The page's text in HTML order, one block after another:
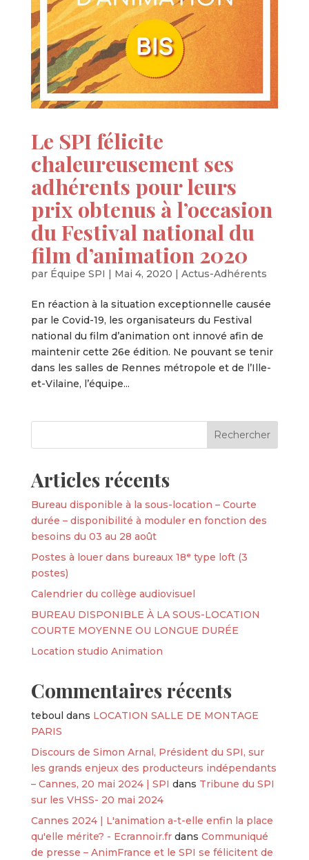
Le SPI félicite
chaleureusement ses
adhérents pour leurs
prix obtenus à l’occasion
du Festival national du
film d’animation 2020
par Équipe SPI | Mai 4, 2020 | Actus-Adhérents
En réaction à la situation exceptionnelle causée
par le Covid-19, les organisateurs du Festival
national du film d’animation ont innové afin de
maintenir cette 26e édition. Ne pouvant se tenir
dans les salles de Rennes métropole et de l’Ille-
et-Vilaine, l’équipe...
Articles récents
Bureau disponible à la sous-location – Courte
durée – disponibilité à moduler en fonction des
besoins du 03 au 28 août
Postes à louer dans bureaux 18ᵉ type loft (3
postes)
Calendrier du collège audiovisuel
BUREAU DISPONIBLE À LA SOUS-LOCATION
COURTE MOYENNE OU LONGUE DURÉE
Location studio Animation
Commentaires récents
teboul dans LOCATION SALLE DE MONTAGE
PARIS
Discours de Simon Arnal, Président du SPI, sur
les grands enjeux des producteurs indépendants
– Cannes, 20 mai 2024 | SPI dans Tribune du SPI
sur les VHSS- 20 mai 2024
Cannes 2024 | L'animation a-t-elle enfin la place
qu'elle mérite? - Ecrannoir.frdans Communiqué
de presse – AnimFrance et le SPI se félicitent de